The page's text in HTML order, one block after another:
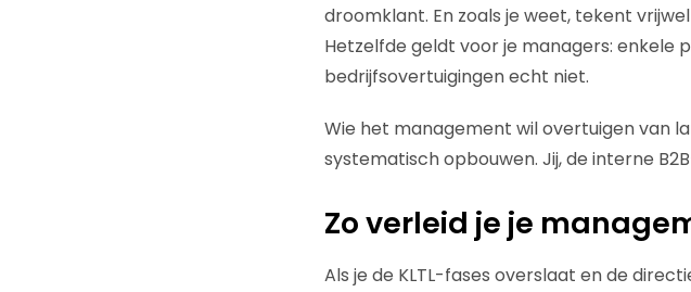
droomklant. En zoals je weet, tekent
Hetzelfde geldt voor je managers: enkele
bedrijfsovertuigingen echt niet.
Wie het management wil overtuigen van
systematisch opbouwen. Jij, de interne
Zo verleid je je
Als je de KLTL-fases overslaat en de